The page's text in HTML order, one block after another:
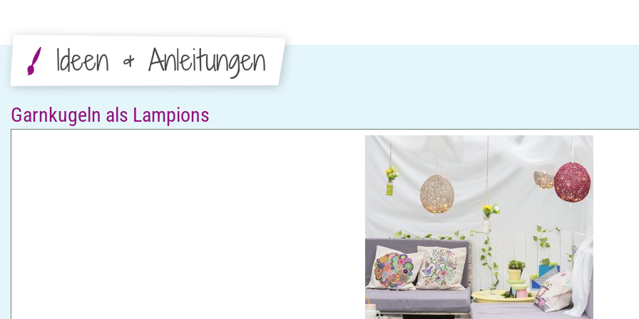
Ideen & Anleitungen
Garnkugeln als Lampions